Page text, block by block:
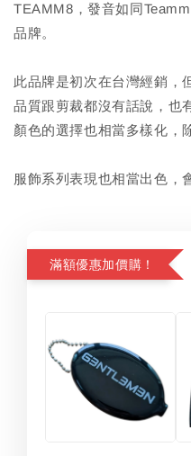
TEAMM8，發音如同
品牌。
此品牌是初次在台灣經銷，
品質跟剪裁都沒有話說，也
顏色的選擇也相當多樣化，
服飾系列表現也相當出色，
滿額優惠加價購！